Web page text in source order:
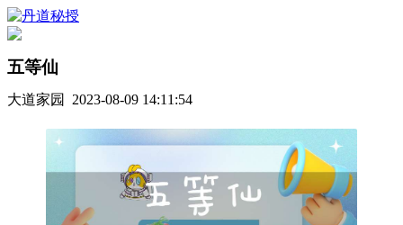
五等仙
大道家园 2023-08-09 14:11:54